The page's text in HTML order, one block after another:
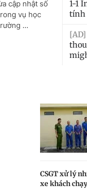
CSGT xử lý
xe khách